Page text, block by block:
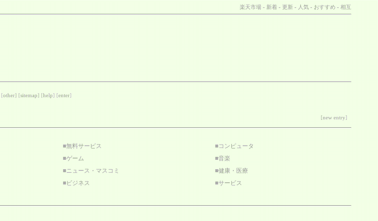
楽天市場-新着-更新-人気-おすすめ-相互
[other] [sitemap] [help] [enter]
[new entry]
■無料サービス ■コンピュータ
■ゲーム ■音楽
■ニュース・マスコミ ■健康・医療
■ビジネス ■サービス